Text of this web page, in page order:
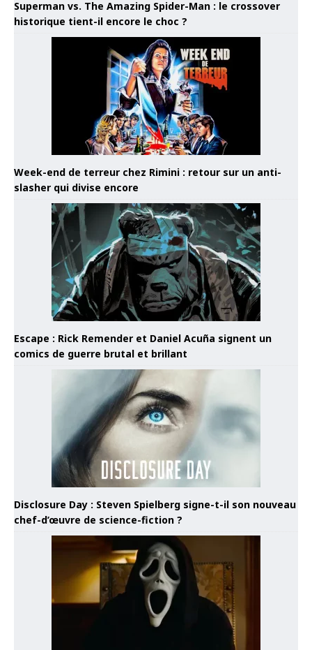
Superman vs. The Amazing Spider-Man : le crossover
historique tient-il encore le choc ?
Week-end de terreur chez Rimini : retour sur un anti-
slasher qui divise encore
Escape : Rick Remender et Daniel Acuña signent un
comics de guerre brutal et brillant
Disclosure Day : Steven Spielberg signe-t-il son nouveau
chef-d’œuvre de science-fiction ?